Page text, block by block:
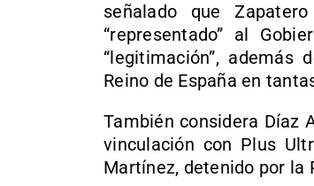
señalado que
“representado” al
“legitimación”, además
Reino de España en
También considera Díaz
vinculación con Plus
Martínez, detenido por la